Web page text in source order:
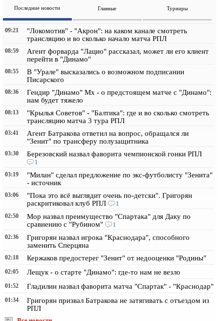
Последние новости Главные Турниры
09:21
"Локомотив" - "Акрон": на каком канале смотреть
трансляцию и во сколько начало матча РПЛ
08:59
Агент форварда "Лацио" рассказал, может ли его клиент
перейти в "Динамо"
08:55
В "Урале" высказались о возможном подписании
Писарского
08:36
Гендир "Динамо" Мх - о предстоящем матче с "Динамо":
нам будет тяжело
08:13
"Крылья Советов" - "Балтика": где и во сколько смотреть
трансляцию матча 3 тура РПЛ
03:41
Агент Батракова ответил на вопрос, обращался ли
"Зенит" по трансферу полузащитника
03:30 Березовский назвал фаворита чемпионской гонки РПЛ
1
03:19
"Милан" сделал предложение по экс-футболисту "Зенита"
- источник
03:06
"Пока это всё выглядит очень по-детски". Григорян
раскритиковал клуб РПЛ
1
02:50
Мор назвал преимущество "Спартака" для Даку по
сравнению с "Рубином"
1
02:36
Григорян назвал игрока "Краснодара", способного
заменить Сперцяна
02:18 Кержаков предостерег "Зенит" от недооценки "Родины"
02:05 Лещук - о старте "Динамо": где-то нам не везло
01:52 Гладилин назвал фаворита матча "Спартак" - "Краснодар"
01:34
Григорян призвал Батракова не затягивать с отъездом из
РПЛ